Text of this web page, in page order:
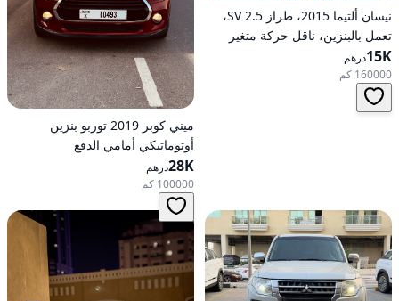
نيسان ألتيما 2015، طراز 2.5 SV،
تعمل بالبنزين، ناقل حركة متغير
مستمر (CVT)، دفع أمامي
15Kدرهم
160000 كم
ميني كوبر 2019 توربو بنزين
أوتوماتيكي أمامي الدفع
28Kدرهم
100000 كم